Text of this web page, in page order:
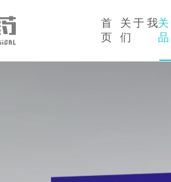
首
页
关于我
们
品